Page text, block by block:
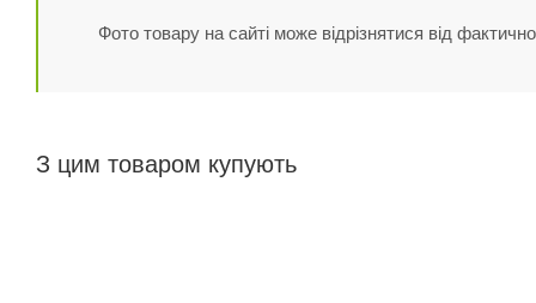
Фото товару на сайті може відрізнятися від
З цим товаром купують